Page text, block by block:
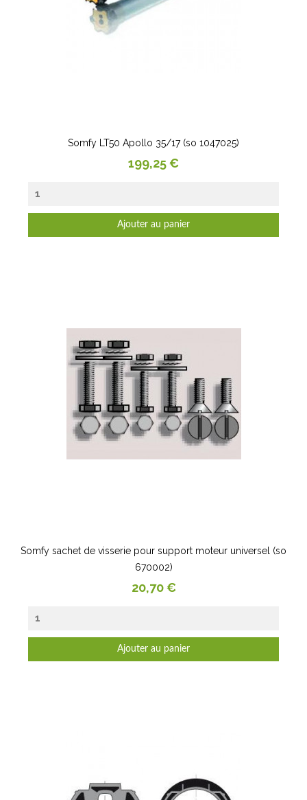
Somfy LT50 Apollo 35/17 (so 1047025)
Prix
199,25 €
Ajouter au panier
Somfy sachet de visserie pour support moteur universel (so
670002)
Prix
20,70 €
Ajouter au panier